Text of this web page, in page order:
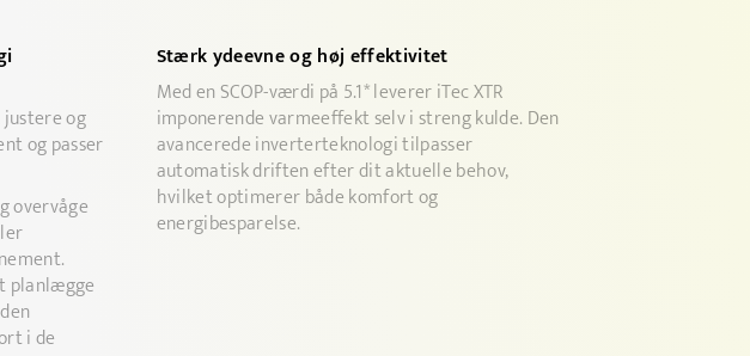
og
og passer
overvåge
planlægge
i de
Stærk ydeevne og høj effektivitet
Med en SCOP-værdi på 5.1* leverer iTec XTR
imponerende varmeeffekt selv i streng kulde. Den
avancerede inverterteknologi tilpasser
automatisk driften efter dit aktuelle behov,
hvilket optimerer både komfort og
energibesparelse.